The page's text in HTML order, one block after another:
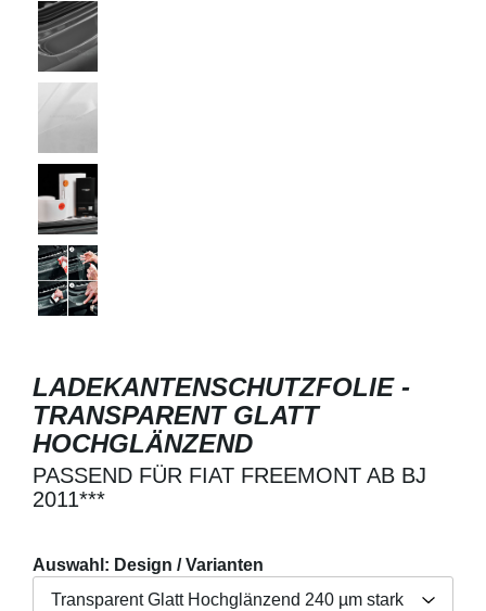
LADEKANTENSCHUTZFOLIE -
TRANSPARENT GLATT
HOCHGLÄNZEND
PASSEND FÜR FIAT FREEMONT AB BJ
2011***
Auswahl: Design / Varianten
Transparent Glatt Hochglänzend 240 µm stark